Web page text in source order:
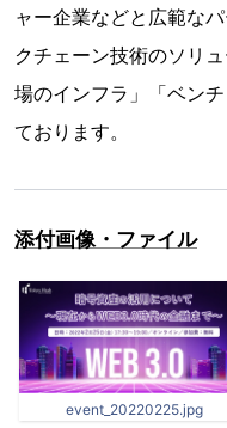
ャー企業などと広範な
クチェーン技術のソリ
場のインフラ」「ベン
ております。
添付画像・ファイル
event_20220225.jpg